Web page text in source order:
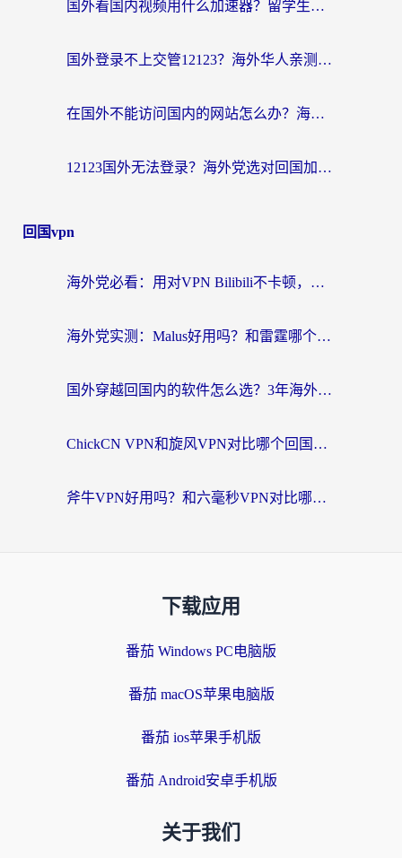
国外看国内视频用什么加速器？留学生和海外华人的实用指南
国外登录不上交管12123？海外华人亲测有效的回国加速器选择指南
在国外不能访问国内的网站怎么办？海外党必看的无缝回国上网指南
12123国外无法登录？海外党选对回国加速器，轻松解决国内资源访问难题
回国vpn
海外党必看：用对VPN Bilibili不卡顿，英国玩国内游戏也丝滑——2026回国加速器选择指南
海外党实测：Malus好用吗？和雷霆哪个好？+ 3款热门加速器深度对比
国外穿越回国内的软件怎么选？3年海外党亲测实用指南，告别地域限制
ChickCN VPN和旋风VPN对比哪个回国效果更好？海外党实测回国内网神器指南
斧牛VPN好用吗？和六毫秒VPN对比哪个回国效果更好？海外党亲测实用指南
下载应用
番茄 Windows PC电脑版
番茄 macOS苹果电脑版
番茄 ios苹果手机版
番茄 Android安卓手机版
关于我们